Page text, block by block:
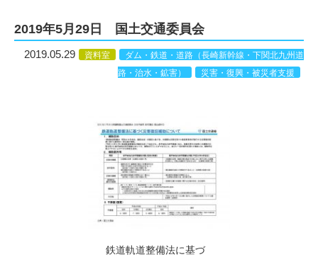
2019年5月29日 国土交通委員会
2019.05.29 資料室
ダム・鉄道・道路（長崎新幹線・下関北九州道
路・治水・鉱害）
災害・復興・被災者支援
鉄道軌道整備法に基づ